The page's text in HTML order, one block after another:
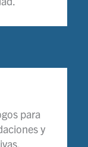
para
y